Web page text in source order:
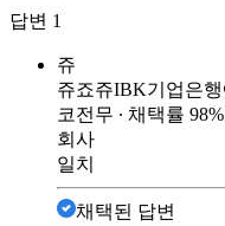
답변 1
쥬
쥬죠쥬IBK기업은행
코전무 ∙ 채택률 98%
회사
일치
채택된 답변